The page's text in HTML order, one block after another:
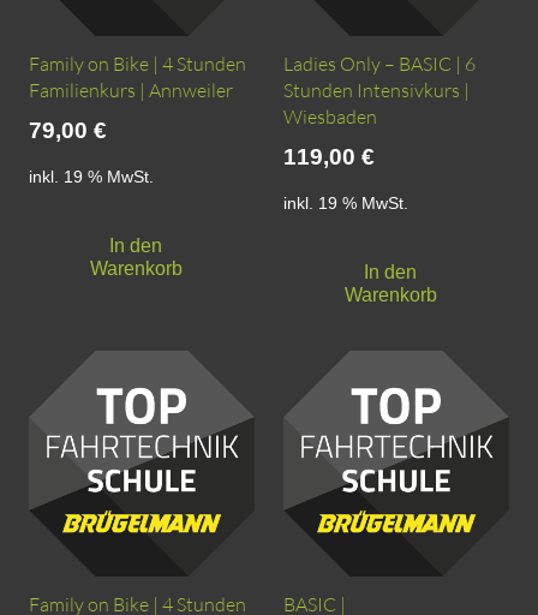
Family on Bike | 4 Stunden
Familienkurs | Annweiler
79,00 €
inkl. 19 % MwSt.
In den
Warenkorb
Ladies Only – BASIC | 6
Stunden Intensivkurs |
Wiesbaden
119,00 €
inkl. 19 % MwSt.
In den
Warenkorb
Family on Bike | 4 Stunden
BASIC |